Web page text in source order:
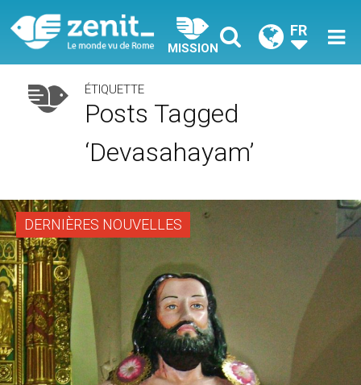
MISSION
FR
ÉTIQUETTE
Posts Tagged
‘Devasahayam’
DERNIÈRES NOUVELLES